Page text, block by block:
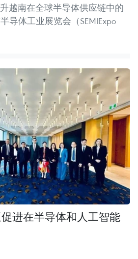
越南在全球半导体供应链中的
导体工业展览会（SEMIExpo
进在半导体和人工智能